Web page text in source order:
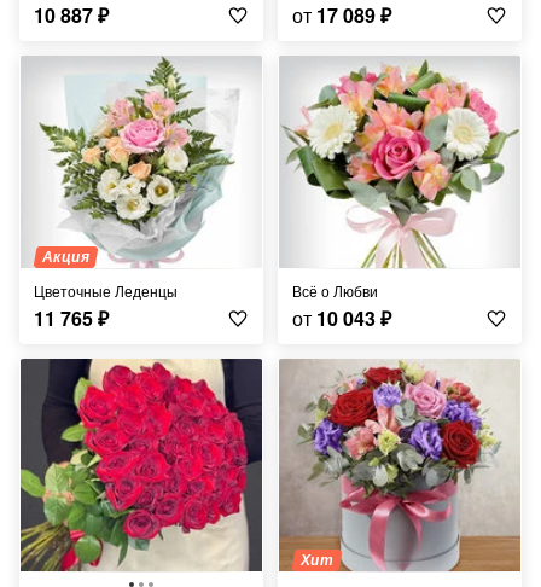
10 887₽ от 17 089₽
Акция
Цветочные Леденцы
11 765₽
Всё о Любви
от 10 043₽
Хит